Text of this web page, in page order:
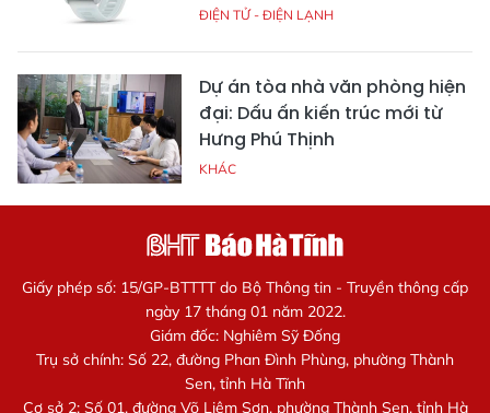
ĐIỆN TỬ - ĐIỆN LẠNH
Dự án tòa nhà văn phòng hiện
đại: Dấu ấn kiến trúc mới từ
Hưng Phú Thịnh
KHÁC
Giấy phép số: 15/GP-BTTTT do Bộ Thông tin - Truyền thông cấp
ngày 17 tháng 01 năm 2022.
Giám đốc: Nghiêm Sỹ Đống
Trụ sở chính: Số 22, đường Phan Đình Phùng, phường Thành
Sen, tỉnh Hà Tĩnh
Cơ sở 2: Số 01, đường Võ Liêm Sơn, phường Thành Sen, tỉnh Hà